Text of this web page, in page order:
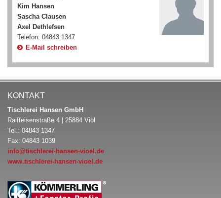
Kim Hansen
Sascha Clausen
Axel Dethlefsen
Telefon: 04843 1347
E-Mail schreiben
KONTAKT
Tischlerei Hansen GmbH
Raiffeisenstraße 4 | 25884 Viöl
Tel.: 04843 1347
Fax: 04843 1039
info@tischlerei-hansen-vioel.de
www.tischlerei-hansen-vioel.de